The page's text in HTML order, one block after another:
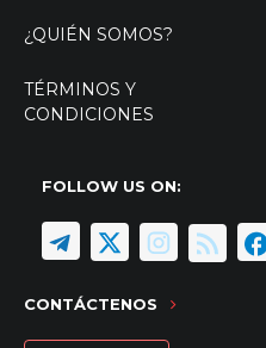
¿QUIÉN SOMOS?
TÉRMINOS Y
CONDICIONES
FOLLOW US ON:
CONTÁCTENOS